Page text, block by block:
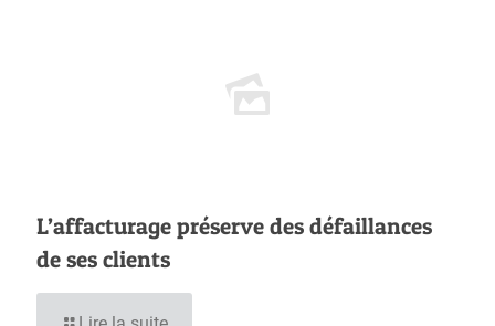
L’affacturage préserve des défaillances
de ses clients